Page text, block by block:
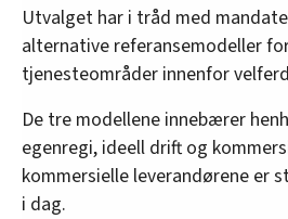
Utvalget har i tråd med
alternative referansemodeller
tjenesteområder innenfor
De tre modellene innebærer
egenregi, ideell drift og
kommersielle leverandørene er
i dag.